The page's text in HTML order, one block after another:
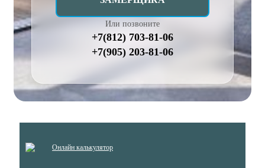
Или позвоните
+7(812) 703-81-06
+7(905) 203-81-06
Онлайн калькулятор